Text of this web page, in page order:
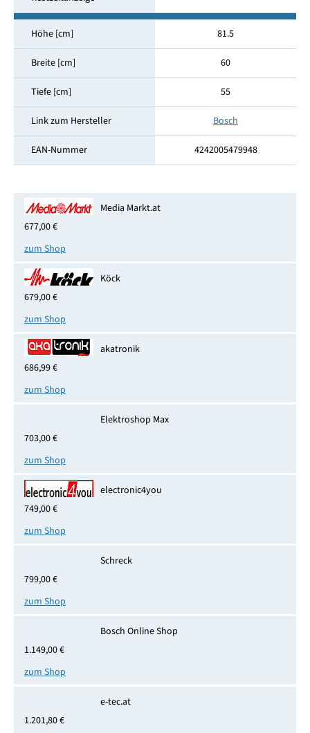
Höhe [cm] 81.5
Breite [cm] 60
Tiefe [cm] 55
Link zum Hersteller Bosch
EAN-Nummer 4242005479948
Media Markt.at
677,00 €
zum Shop
Köck
679,00 €
zum Shop
akatronik
686,99 €
zum Shop
Elektroshop Max
703,00 €
zum Shop
electronic4you
749,00 €
zum Shop
Schreck
799,00 €
zum Shop
Bosch Online Shop
1.149,00 €
zum Shop
e-tec.at
1.201,80 €